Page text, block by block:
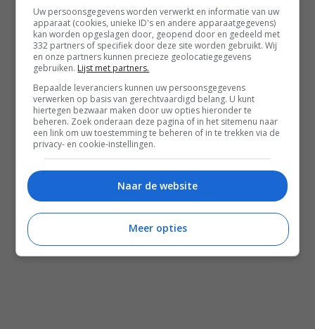
Instagram
Facebook
Pinterest
Home
Recepten
Leefstijl
Reizen
Shop Francesca Kookt boeken
Shop Voedzaam Leven Ontbijtgids
Samenwerken
Zomer recepten
Uw persoonsgegevens worden verwerkt en informatie van uw
apparaat (cookies, unieke ID's en andere apparaatgegevens)
kan worden opgeslagen door, geopend door en gedeeld met
332 partners of specifiek door deze site worden gebruikt. Wij
en onze partners kunnen precieze geolocatiegegevens
gebruiken. Lijst met partners.
Bepaalde leveranciers kunnen uw persoonsgegevens
verwerken op basis van gerechtvaardigd belang. U kunt
hiertegen bezwaar maken door uw opties hieronder te
beheren. Zoek onderaan deze pagina of in het sitemenu naar
een link om uw toestemming te beheren of in te trekken via de
privacy- en cookie-instellingen.
Naar de website
Meer opties